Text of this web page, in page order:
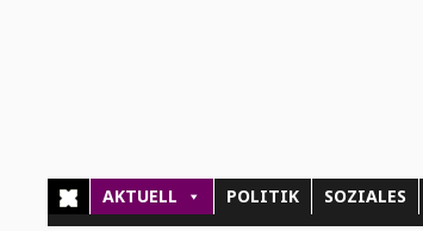
AKTUELL POLITIK SOZIALES